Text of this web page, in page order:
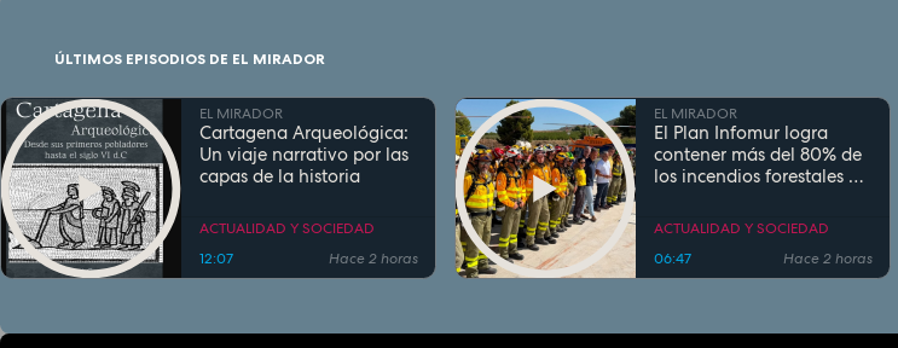
ÚLTIMOS EPISODIOS DE EL MIRADOR
EL MIRADOR
Cartagena Arqueológica:
Un viaje narrativo por las
capas de la historia
ACTUALIDAD Y SOCIEDAD
12:07
Hace 2 horas
EL MIRADOR
El Plan Infomur logra
contener más del 80% de
los incendios forestales en
verano
ACTUALIDAD Y SOCIEDAD
06:47
Hace 2 horas